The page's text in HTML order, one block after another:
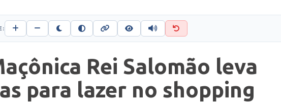
Rei Salomão leva
para lazer no shopping